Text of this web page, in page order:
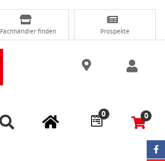
Fachhändler finden Prospekte
0 0